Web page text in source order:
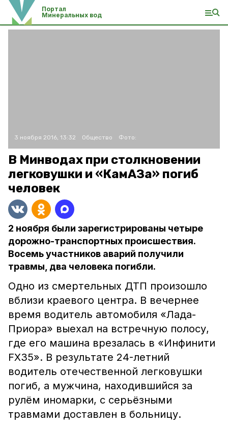
Портал
Минеральных вод
3 ноября 2016, 13:32 Общество Фото:
В Минводах при столкновении
легковушки и «КамАЗа» погиб
человек
2 ноября были зарегистрированы четыре
дорожно-транспортных происшествия.
Восемь участников аварий получили
травмы, два человека погибли.
Одно из смертельных ДТП произошло
вблизи краевого центра. В вечернее
время водитель автомобиля «Лада-
Приора» выехал на встречную полосу,
где его машина врезалась в «Инфинити
FX35». В результате 24-летний
водитель отечественной легковушки
погиб, а мужчина, находившийся за
рулём иномарки, с серьёзными
травмами доставлен в больницу.